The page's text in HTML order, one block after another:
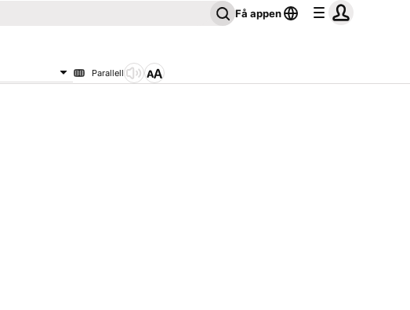
Få appen
Parallell